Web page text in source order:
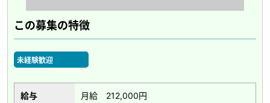
この募集の特徴
未経験歓迎
給与 月給 212,000円